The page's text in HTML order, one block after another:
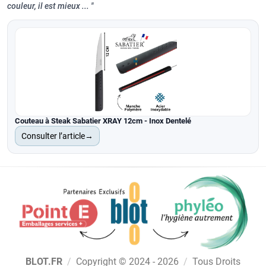
couleur, il est mieux ...
Couteau à Steak Sabatier XRAY 12cm - Inox Dentelé
Consulter l’article→
BLOT.FR / Copyright © 2024 - 2026 / Tous Droits